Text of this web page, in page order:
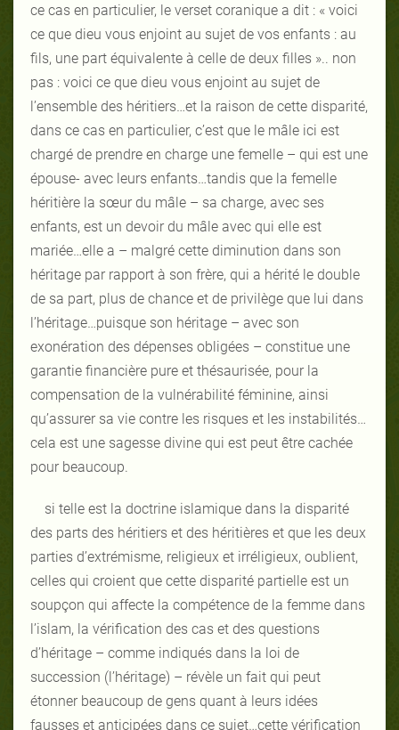
ce cas en particulier, le verset coranique a dit : « voici
ce que dieu vous enjoint au sujet de vos enfants : au
fils, une part équivalente à celle de deux filles ».. non
pas : voici ce que dieu vous enjoint au sujet de
l’ensemble des héritiers…et la raison de cette disparité,
dans ce cas en particulier, c’est que le mâle ici est
chargé de prendre en charge une femelle – qui est une
épouse- avec leurs enfants…tandis que la femelle
héritière la sœur du mâle – sa charge, avec ses
enfants, est un devoir du mâle avec qui elle est
mariée…elle a – malgré cette diminution dans son
héritage par rapport à son frère, qui a hérité le double
de sa part, plus de chance et de privilège que lui dans
l’héritage…puisque son héritage – avec son
exonération des dépenses obligées – constitue une
garantie financière pure et thésaurisée, pour la
compensation de la vulnérabilité féminine, ainsi
qu’assurer sa vie contre les risques et les instabilités…
cela est une sagesse divine qui est peut être cachée
pour beaucoup.
si telle est la doctrine islamique dans la disparité
des parts des héritiers et des héritières et que les deux
parties d’extrémisme, religieux et irréligieux, oublient,
celles qui croient que cette disparité partielle est un
soupçon qui affecte la compétence de la femme dans
l’islam, la vérification des cas et des questions
d’héritage – comme indiqués dans la loi de
succession (l’héritage) – révèle un fait qui peut
étonner beaucoup de gens quant à leurs idées
fausses et anticipées dans ce sujet…cette vérification